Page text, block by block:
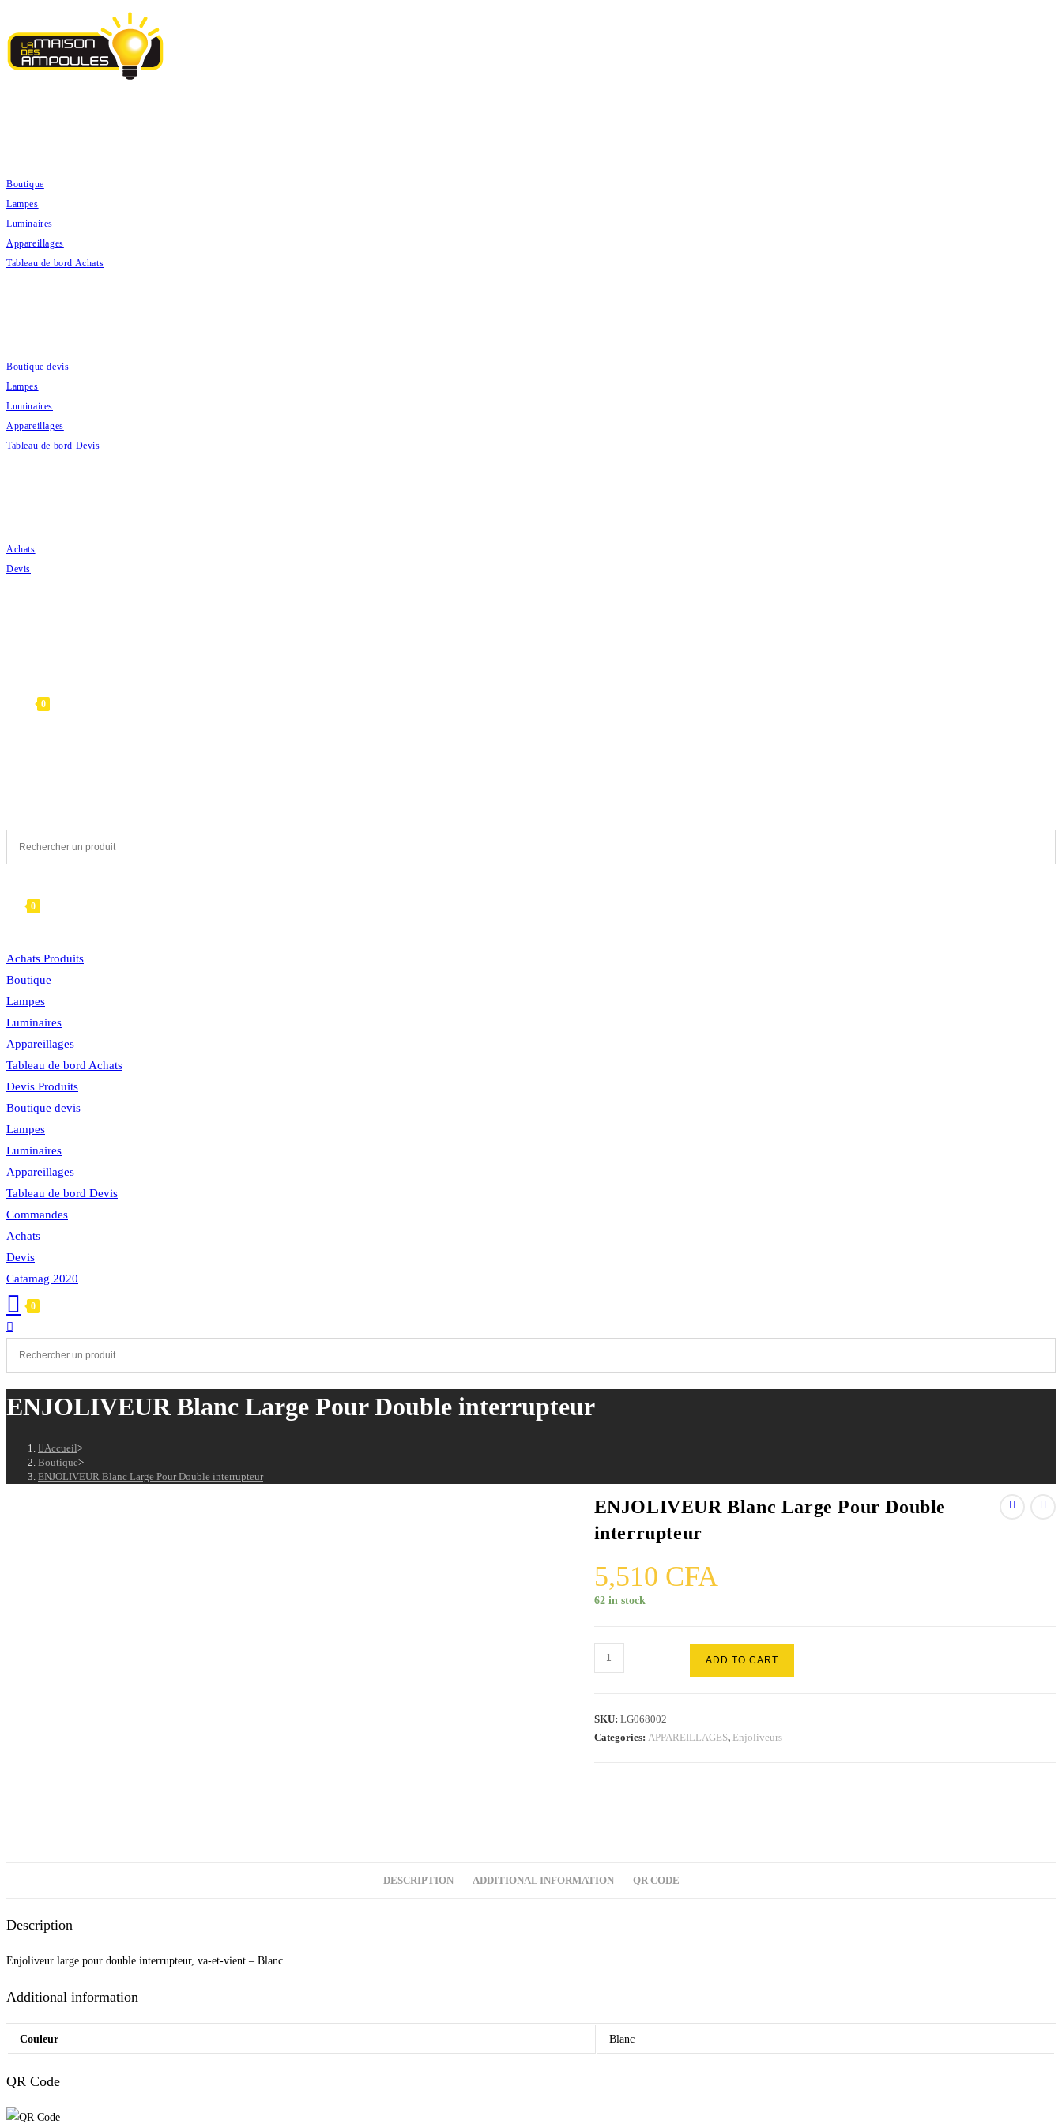
to
content
Boutique
Lampes
Luminaires
Appareillages
Tableau de bord Achats
Boutique devis
Lampes
Luminaires
Appareillages
Tableau de bord Devis
Achats
Devis
0
SEARCH
0
Achats Produits
Boutique
Lampes
Luminaires
Appareillages
Tableau de bord Achats
Devis Produits
Boutique devis
Lampes
Luminaires
Appareillages
Tableau de bord Devis
Commandes
Achats
Devis
Catamag 2020
0
Toggle
ENJOLIVEUR Blanc Large Pour Double interrupteur
Accueil>
Boutique>
ENJOLIVEUR Blanc Large Pour Double interrupteur
ENJOLIVEUR Blanc Large Pour Double
interrupteur
5,510 CFA
62 in stock
ENJOLIVEUR
Blanc
ADD TO CART
SKU: LG068002
Categories: APPAREILLAGES, Enjoliveurs
DESCRIPTION ADDITIONAL INFORMATION QR CODE
Description
Enjoliveur large pour double interrupteur, va-et-vient – Blanc
Additional information
Couleur Blanc
QR Code